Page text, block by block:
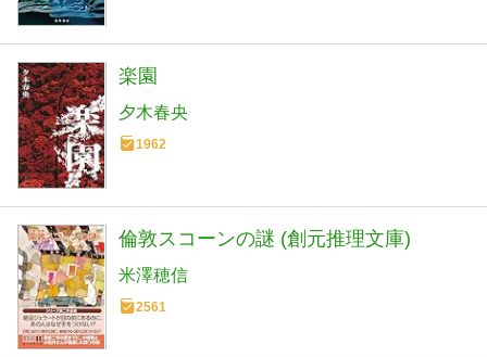
楽園
夕木春央
1962
倫敦スコーンの謎 (創元推理文庫)
米澤穂信
2561